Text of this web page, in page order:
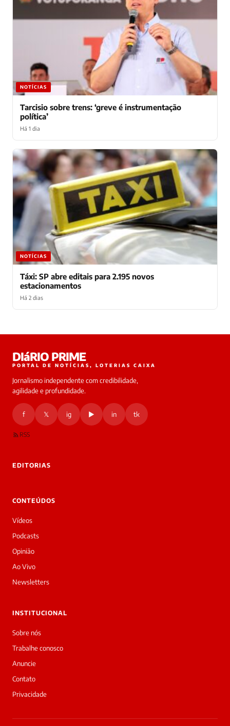
NOTÍCIAS
Tarcisio sobre trens: ‘greve é instrumentação
política’
Há 1 dia
NOTÍCIAS
Táxi: SP abre editais para 2.195 novos
estacionamentos
Há 2 dias
online
Bom
Sou
a
daqui
do
Prime.
Redação
acabou
de
cobrir
matéria
—
a
já
DIáRIO PRIME
PORTAL DE NOTÍCIAS, LOTERIAS CAIXA
Jornalismo independente com credibilidade,
agilidade e profundidade.
f 𝕏 ig ▶ in tk
RSS
EDITORIAS
CONTEÚDOS
Vídeos
Podcasts
Opinião
Ao Vivo
Newsletters
INSTITUCIONAL
Sobre nós
Trabalhe conosco
Anuncie
Contato
Privacidade